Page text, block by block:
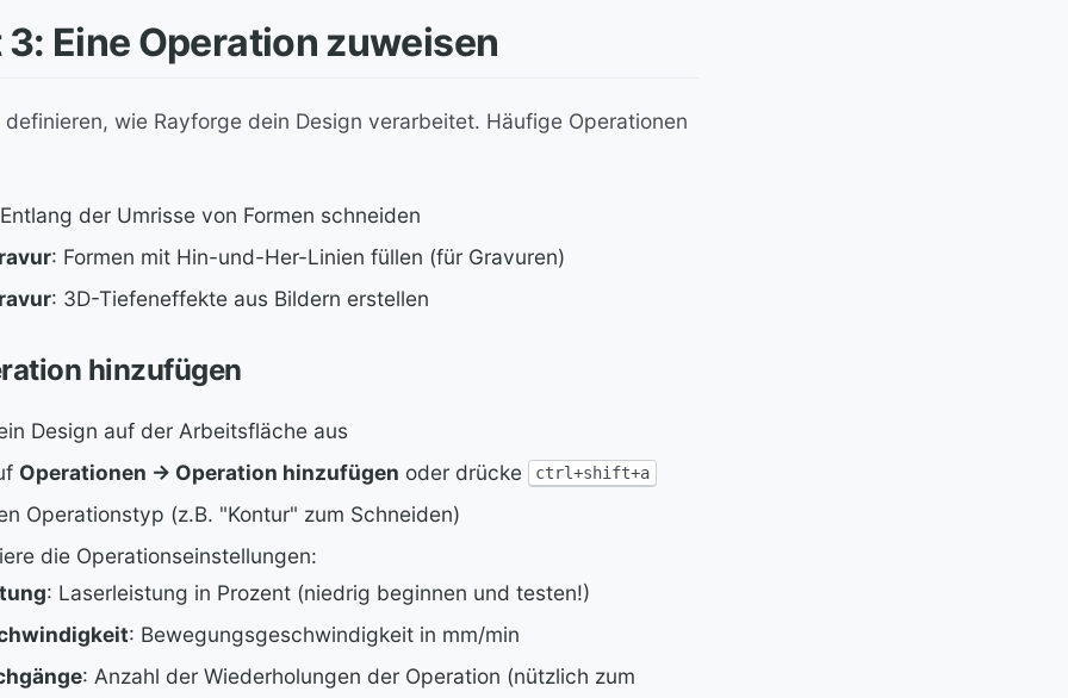
Eine Operation zuweisen
definieren, wie Rayforge dein Design verarbeitet. Häufige Operationen
der Umrisse von Formen schneiden
: Formen mit Hin-und-Her-Linien füllen (für Gravuren)
: 3D-Tiefeneffekte aus Bildern erstellen
hinzufügen
Design auf der Arbeitsfläche aus
Operationen → Operation hinzufügen oder drücke ctrl+shift+a
Operationstyp (z.B. "Kontur" zum Schneiden)
die Operationseinstellungen:
: Laserleistung in Prozent (niedrig beginnen und testen!)
: Bewegungsgeschwindigkeit in mm/min
: Anzahl der Wiederholungen der Operation (nützlich zum